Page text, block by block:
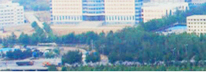
规章制度
校园风貌